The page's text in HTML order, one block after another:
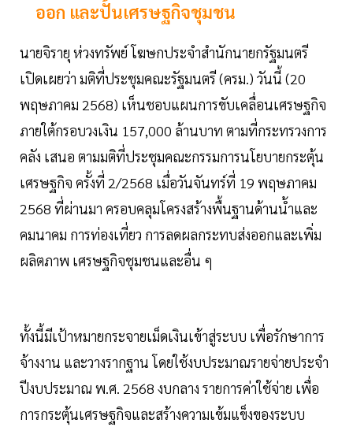
ออก และปั้นเศรษฐกิจชุมชน
นายจิรายุ ห่วงทรัพย์ โฆษกประจำสำนักนายกรัฐมนตรี
เปิดเผยว่า มติที่ประชุมคณะรัฐมนตรี (ครม.) วันนี้ (20
พฤษภาคม 2568) เห็นชอบแผนการขับเคลื่อนเศรษฐกิจ
ภายใต้กรอบวงเงิน 157,000 ล้านบาท ตามที่กระทรวงการ
คลัง เสนอ ตามมติที่ประชุมคณะกรรมการนโยบายกระตุ้น
เศรษฐกิจ ครั้งที่ 2/2568 เมื่อวันจันทร์ที่ 19 พฤษภาคม
2568 ที่ผ่านมา ครอบคลุมโครงสร้างพื้นฐานด้านน้ำและ
คมนาคม การท่องเที่ยว การลดผลกระทบส่งออกและเพิ่ม
ผลิตภาพ เศรษฐกิจชุมชนและอื่น ๆ
ทั้งนี้มีเป้าหมายกระจายเม็ดเงินเข้าสู่ระบบ เพื่อรักษาการ
จ้างงาน และวางรากฐาน โดยใช้งบประมาณรายจ่ายประจำ
ปีงบประมาณ พ.ศ. 2568 งบกลาง รายการค่าใช้จ่าย เพื่อ
การกระตุ้นเศรษฐกิจและสร้างความเข้มแข็งของระบบ